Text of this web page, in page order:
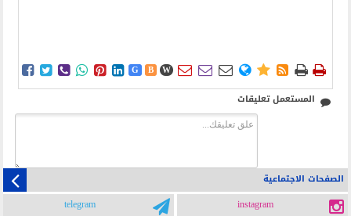
      G B W        
المستعمل تعليقات
الصفحات الاجتماعية
instagram
telegram